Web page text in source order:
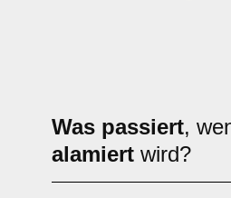
Was passiert,
alamiert wird?